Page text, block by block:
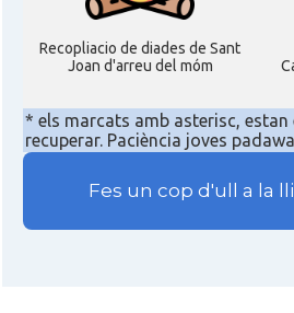
Recopliacio de diades de Sant
Joan d'arreu del móm
* els marcats amb asterisc, estan
recuperar. Paciència joves
Fes un cop d'ull a la